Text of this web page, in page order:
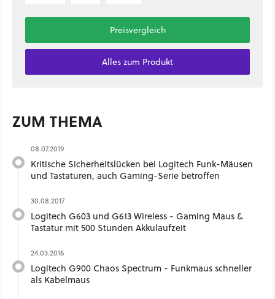
Preisvergleich
Alles zum Produkt
ZUM THEMA
08.07.2019
Kritische Sicherheitslücken bei Logitech Funk-Mäusen
und Tastaturen, auch Gaming-Serie betroffen
30.08.2017
Logitech G603 und G613 Wireless - Gaming Maus &
Tastatur mit 500 Stunden Akkulaufzeit
24.03.2016
Logitech G900 Chaos Spectrum - Funkmaus schneller
als Kabelmaus